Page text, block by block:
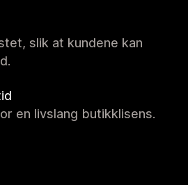
slik at kundene kan
en livslang butikklisens.